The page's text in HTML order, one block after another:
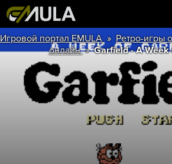
Игровой портал EMULA »Ретро-игры
онлайн »Garfield - A